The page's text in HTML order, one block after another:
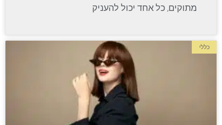
מתוקים, כל אחד יכול להעניק
כללי